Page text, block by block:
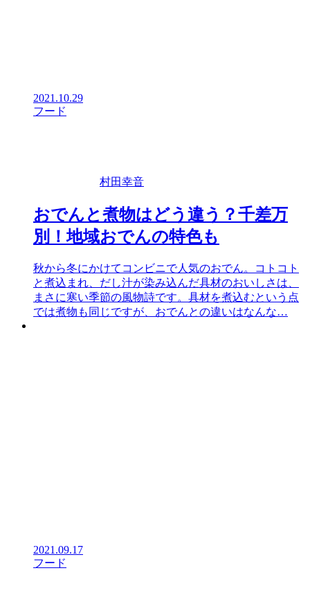
2021.10.29
フード
村田幸音
おでんと煮物はどう違う？千差万
別！地域おでんの特色も
秋から冬にかけてコンビニで人気のおでん。コトコト
と煮込まれ、だし汁が染み込んだ具材のおいしさは、
まさに寒い季節の風物詩です。具材を煮込むという点
では煮物も同じですが、おでんとの違いはなんな…
2021.09.17
フード